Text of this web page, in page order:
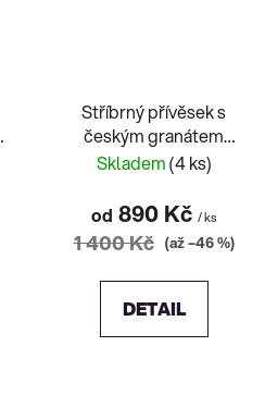
Stříbrný přívěsek s
českým granátem
tlapka 2 velikosti
Skladem(4 ks)
od 890 Kč / ks
1 400 Kč (až –46 %)
DETAIL